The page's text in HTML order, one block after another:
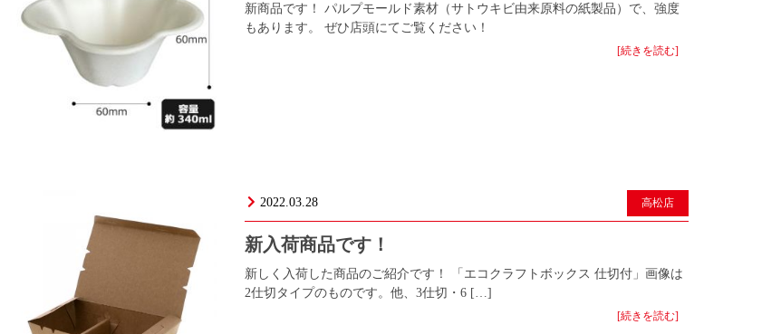
新商品です！ パルプモールド素材（サトウキビ由来原料の紙製品）で、強度
もあります。 ぜひ店頭にてご覧ください！
[続きを読む]
2022.03.28 高松店
新入荷商品です！
新しく入荷した商品のご紹介です！ 「エコクラフトボックス 仕切付」画像は
2仕切タイプのものです。他、3仕切・6 […]
[続きを読む]